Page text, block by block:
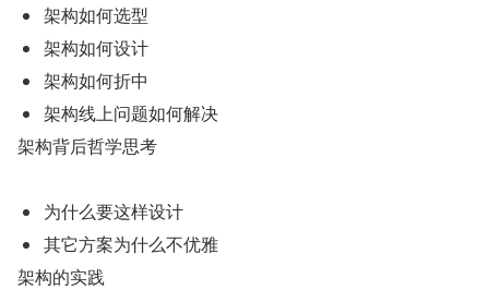
架构如何选型
架构如何设计
架构如何折中
架构线上问题如何解决
架构背后哲学思考
为什么要这样设计
其它方案为什么不优雅
架构的实践